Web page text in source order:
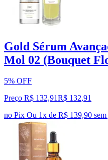
Gold Sérum
Mol 02 (Bouquet
5% OFF
Preço R$ 132,91R$ 132,91
no Pix Ou 1x de R$ 139,90